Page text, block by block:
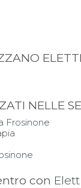
NELLE
Frosinone
con